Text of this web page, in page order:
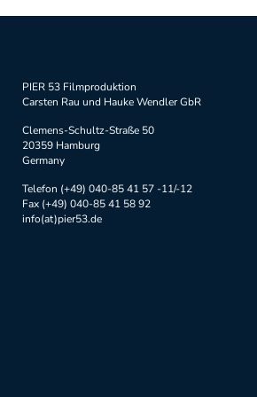
PIER 53 Filmproduktion
Carsten Rau und Hauke Wendler GbR
Clemens-Schultz-Straße 50
20359 Hamburg
Germany
Telefon (+49) 040-85 41 57 -11/-12
Fax (+49) 040-85 41 58 92
info(at)pier53.de